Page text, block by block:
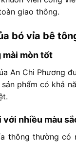
giao thông.
bó vỉa bê
mài mòntốt
An Chi Phương
sản phẩmcó khả
với nhiều màu
thông thườngcó